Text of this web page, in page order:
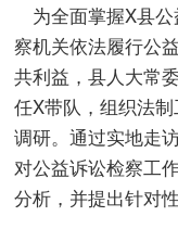
为全面掌握X县公
察机关依法履行公
共利益，县人大常
任X带队，组织法
调研。通过实地走
对公益诉讼检察工
分析，并提出针对